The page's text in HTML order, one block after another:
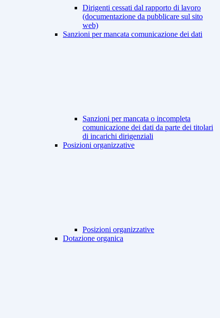
Dirigenti cessati dal rapporto di lavoro
(documentazione da pubblicare sul sito
web)
Sanzioni per mancata comunicazione dei dati
Sanzioni per mancata o incompleta
comunicazione dei dati da parte dei titolari
di incarichi dirigenziali
Posizioni organizzative
Posizioni organizzative
Dotazione organica